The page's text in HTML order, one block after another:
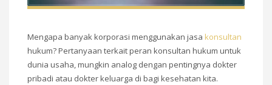
Mengapa banyak korporasi menggunakan jasa konsultan
hukum? Pertanyaan terkait peran konsultan hukum untuk
dunia usaha, mungkin analog dengan pentingnya dokter
pribadi atau dokter keluarga di bagi kesehatan kita.